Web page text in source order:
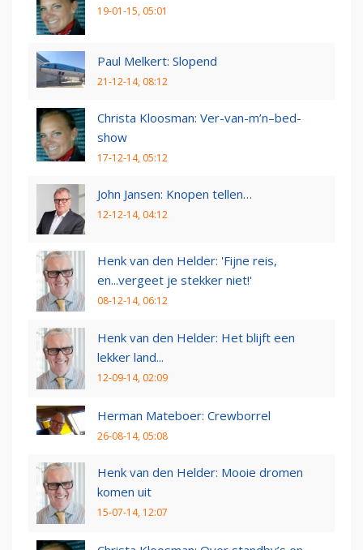
19-01-15, 05:01
Paul Melkert: Slopend
21-12-14, 08:12
Christa Kloosman: Ver-van-m’n–bed-
show
17-12-14, 05:12
John Jansen: Knopen tellen…
12-12-14, 04:12
Henk van den Helder: 'Fijne reis,
en...vergeet je stekker niet!'
08-12-14, 06:12
Henk van den Helder: Het blijft een
lekker land...
12-09-14, 02:09
Herman Mateboer: Crewborrel
26-08-14, 05:08
Henk van den Helder: Mooie dromen
komen uit
15-07-14, 12:07